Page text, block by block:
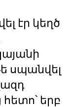
էր կեղծ
սպանվել
երբ